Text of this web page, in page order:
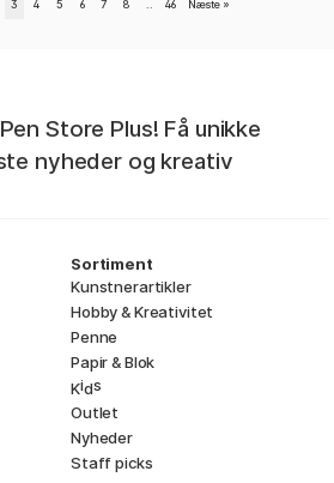
3 4 5 6 7 8 46 Næste »
Store Plus! Få unikke
nyheder og kreativ
Sortiment
Kunstnerartikler
Hobby & Kreativitet
Penne
Papir & Blok
Kids
Outlet
Nyheder
Staff picks